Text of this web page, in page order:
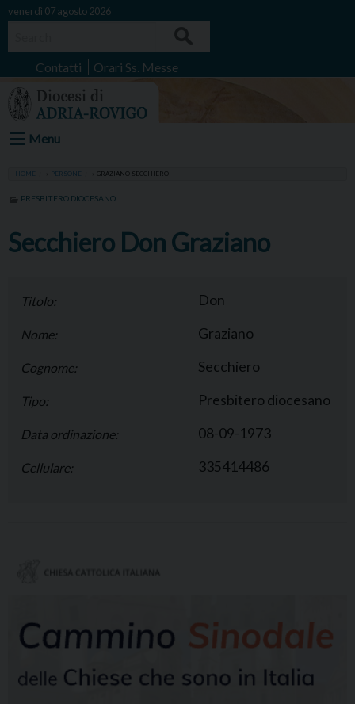
Skip
venerdì 07 agosto 2026
Contatti Orari Ss. Messe
Menu
HOME PERSONE GRAZIANO SECCHIERO
PRESBITERO DIOCESANO
Secchiero Don Graziano
Titolo: Don
Nome: Graziano
Cognome: Secchiero
Tipo: Presbitero diocesano
Data ordinazione: 08-09-1973
Cellulare: 335414486